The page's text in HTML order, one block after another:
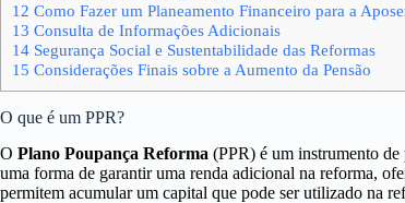
12 Como Fazer um Planeamento Financeiro para a
13 Consulta de Informações Adicionais
14 Segurança Social e Sustentabilidade das Reformas
15 Considerações Finais sobre a Aumento da Pensão
O que é um PPR?
O Plano Poupança Reforma (PPR) é um instrumento de
uma forma de garantir uma renda adicional na reforma,
permitem acumular um capital que pode ser utilizado na